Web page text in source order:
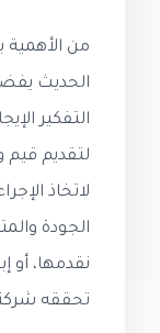
من الأهمية
الحديث
التفكير
لتقديم
لاتخاذ
الجودة
نقدمها، أو
تحققه